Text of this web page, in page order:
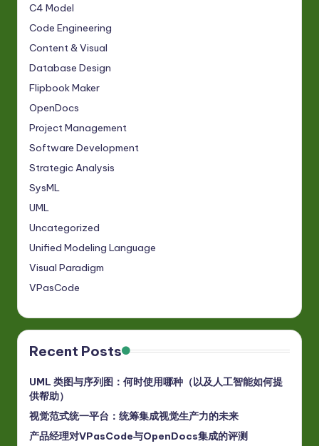
C4 Model
Code Engineering
Content & Visual
Database Design
Flipbook Maker
OpenDocs
Project Management
Software Development
Strategic Analysis
SysML
UML
Uncategorized
Unified Modeling Language
Visual Paradigm
VPasCode
Recent Posts
UML 类图与序列图：何时使用哪种（以及人工智能如何提
供帮助）
视觉范式统一平台：统筹集成视觉生产力的未来
产品经理对VPasCode与OpenDocs集成的评测